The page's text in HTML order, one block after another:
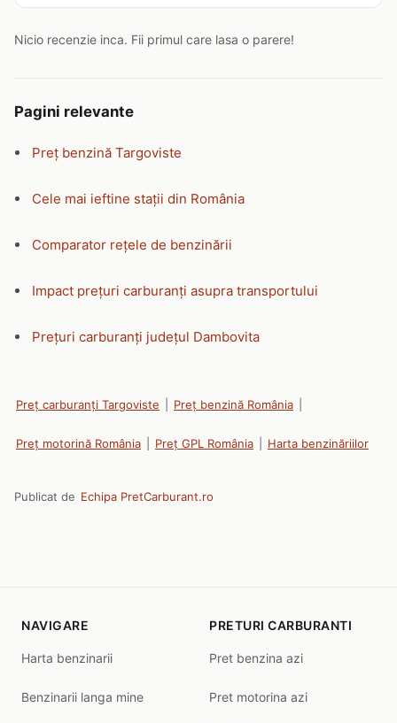
Nicio recenzie inca. Fii primul care lasa o parere!
Pagini relevante
Preț benzină Targoviste
Cele mai ieftine stații din România
Comparator rețele de benzinării
Impact prețuri carburanți asupra transportului
Prețuri carburanți județul Dambovita
Preț carburanți Targoviste Preț benzină România
Preț motorină România Preț GPL România Harta benzinăriilor
Publicat de Echipa PretCarburant.ro
NAVIGARE
Harta benzinarii
Benzinarii langa mine
PRETURI CARBURANTI
Pret benzina azi
Pret motorina azi